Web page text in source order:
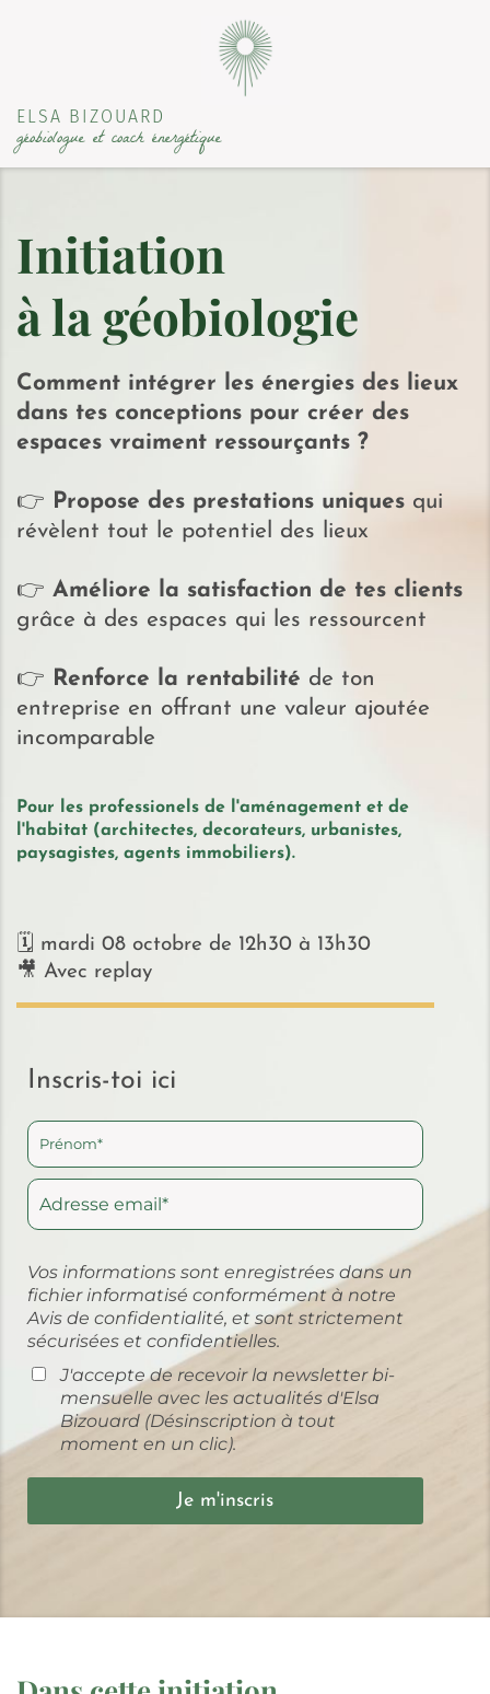
ELSA BIZOUARD
géobiologue et coach énergétique
Initiation
à la géobiologie
Comment intégrer les énergies des lieux
dans tes conceptions pour créer des
espaces vraiment ressourçants ?
👉 Propose des prestations uniques qui
révèlent tout le potentiel des lieux
👉 Améliore la satisfaction de tes clients
grâce à des espaces qui les ressourcent
👉 Renforce la rentabilité de ton
entreprise en offrant une valeur ajoutée
incomparable
Pour les professionels de l'aménagement et de
l'habitat (architectes, decorateurs, urbanistes,
paysagistes, agents immobiliers).
🗓 mardi 08 octobre de 12h30 à 13h30
🎥 Avec replay
Inscris-toi ici
Vos informations sont enregistrées dans un
fichier informatisé conformément à notre
Avis de confidentialité, et sont strictement
sécurisées et confidentielles.
J'accepte de recevoir la newsletter bi-
mensuelle avec les actualités d'Elsa
Bizouard (Désinscription à tout
moment en un clic).
Je m'inscris